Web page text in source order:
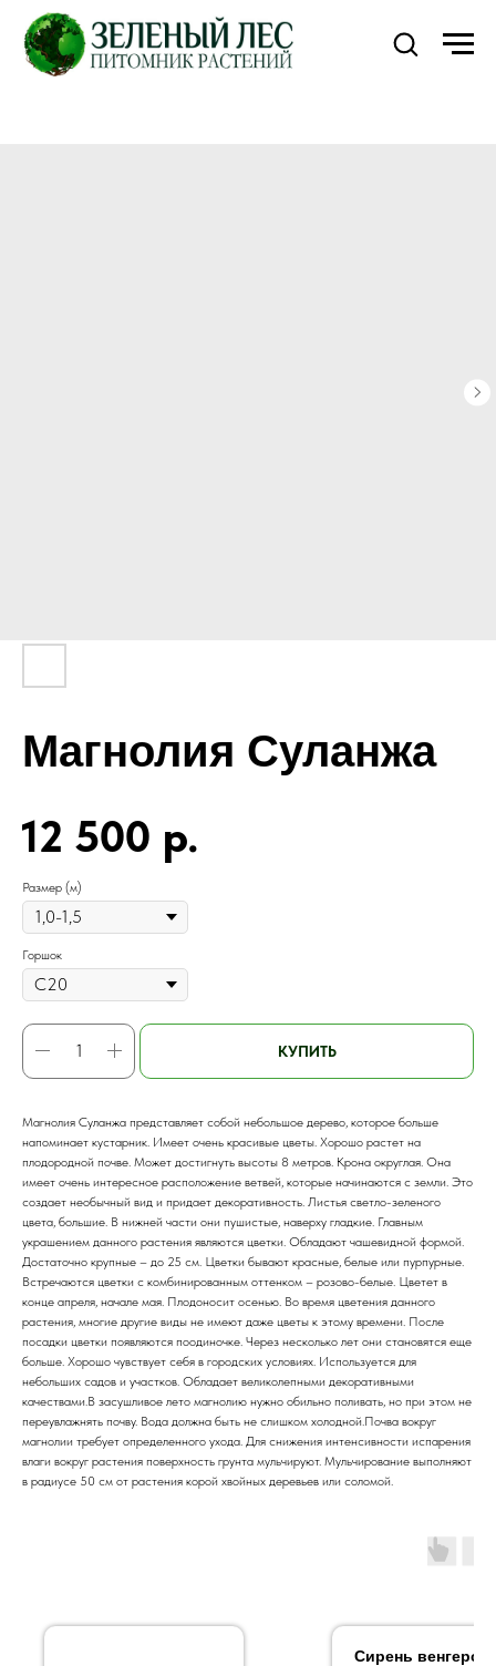
Магнолия Суланжа
12 500 р.
Размер (м)
Горшок
КУПИТЬ
Магнолия Суланжа представляет собой небольшое дерево, которое больше
напоминает кустарник. Имеет очень красивые цветы. Хорошо растет на
плодородной почве. Может достигнуть высоты 8 метров. Крона округлая. Она
имеет очень интересное расположение ветвей, которые начинаются с земли. Это
создает необычный вид и придает декоративность. Листья светло-зеленого
цвета, большие. В нижней части они пушистые, наверху гладкие. Главным
украшением данного растения являются цветки. Обладают чашевидной формой.
Достаточно крупные – до 25 см. Цветки бывают красные, белые или пурпурные.
Встречаются цветки с комбинированным оттенком – розово-белые. Цветет в
конце апреля, начале мая. Плодоносит осенью. Во время цветения данного
растения, многие другие виды не имеют даже цветы к этому времени. После
посадки цветки появляются поодиночке. Через несколько лет они становятся еще
больше. Хорошо чувствует себя в городских условиях. Используется для
небольших садов и участков. Обладает великолепными декоративными
качествами.В засушливое лето магнолию нужно обильно поливать, но при этом не
переувлажнять почву. Вода должна быть не слишком холодной.Почва вокруг
магнолии требует определенного ухода. Для снижения интенсивности испарения
влаги вокруг растения поверхность грунта мульчируют. Мульчирование выполняют
в радиусе 50 см от растения корой хвойных деревьев или соломой.
Сирень